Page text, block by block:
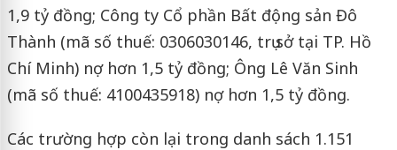
1,9 tỷ đồng; Công ty Cổ phần Bất động sản Đô
Thành (mã số thuế: 0306030146, trụ sở tại TP. Hồ
Chí Minh) nợ hơn 1,5 tỷ đồng; Ông Lê Văn Sinh
(mã số thuế: 4100435918) nợ hơn 1,5 tỷ đồng.
Các trường hợp còn lại trong danh sách 1.151